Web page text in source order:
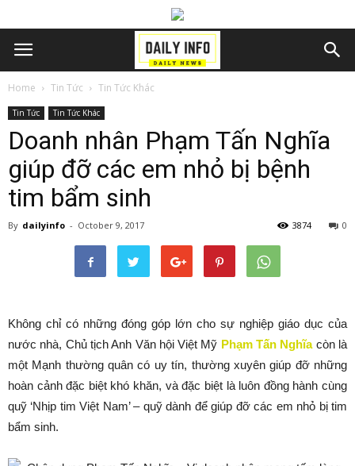
Home Tin Tức Tin Tức Khác
Tin Tức Tin Tức Khác
Doanh nhân Phạm Tấn Nghĩa
giúp đỡ các em nhỏ bị bệnh
tim bẩm sinh
By dailyinfo - October 9, 2017 0
3874
Không chỉ có những đóng góp lớn cho sự nghiệp giáo dục của
nước nhà, Chủ tịch Anh Văn hội Việt Mỹ Phạm Tấn Nghĩacòn là
một Mạnh thường quân có uy tín, thường xuyên giúp đỡ những
hoàn cảnh đặc biệt khó khăn, và đặc biệt là luôn đồng hành cùng
quỹ ‘Nhịp tim Việt Nam’ – quỹ dành để giúp đỡ các em nhỏ bị tim
bẩm sinh.